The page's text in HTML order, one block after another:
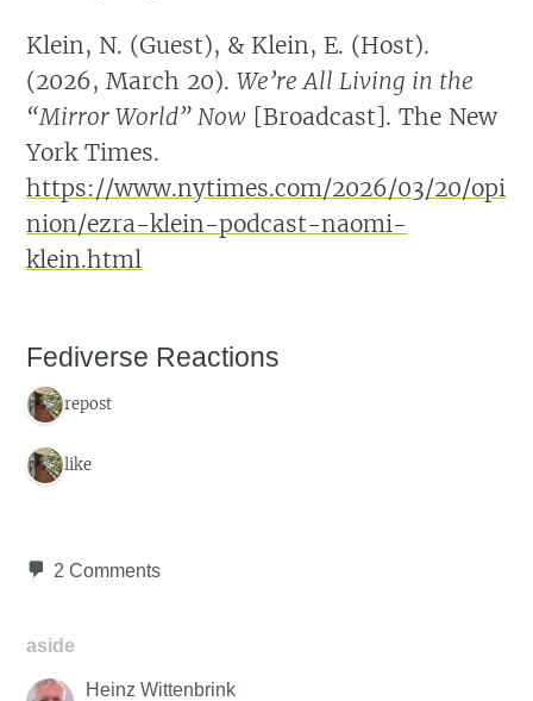
Klein, N. (Guest), & Klein, E. (Host).
(2026, March 20).We’re All Living in the
“Mirror World” Now [Broadcast]. The New
York Times.
https://www.nytimes.com/2026/03/20/opi
nion/ezra-klein-podcast-naomi-
klein.html
Fediverse Reactions
1 repost
1 like
2 Comments
aside
Heinz Wittenbrink